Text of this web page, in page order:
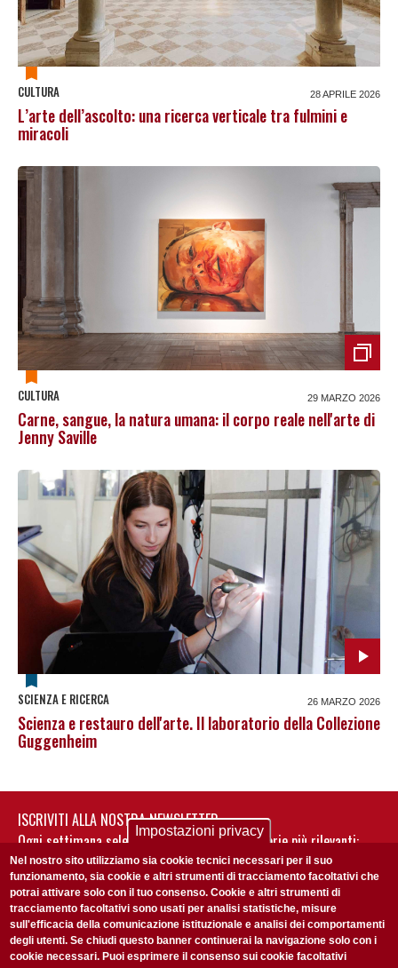
CULTURA 28 APRILE 2026
L’arte dell’ascolto: una ricerca verticale tra fulmini e
miracoli
CULTURA 29 MARZO 2026
Carne, sangue, la natura umana: il corpo reale nell'arte di
Jenny Saville
SCIENZA E RICERCA 26 MARZO 2026
Scienza e restauro dell'arte. Il laboratorio della Collezione
Guggenheim
ISCRIVITI ALLA NOSTRA NEWSLETTER
Ogni settimana selezioniamo per te nostre storie più rilevanti:
non perderti gli aggiornamenti della nostra newsletter
Impostazioni privacy
Nel nostro sito utilizziamo sia cookie tecnici necessari per il suo
funzionamento, sia cookie e altri strumenti di tracciamento facoltativi che
potrai attivare solo con il tuo consenso. Cookie e altri strumenti di
tracciamento facoltativi sono usati per analisi statistiche, misure
sull'efficacia della comunicazione istituzionale e analisi dei comportamenti
degli utenti. Se chiudi questo banner continuerai la navigazione solo con i
cookie necessari. Puoi esprimere il consenso sui cookie facoltativi